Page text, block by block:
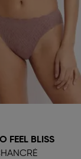
FEEL BLISS